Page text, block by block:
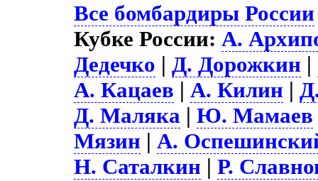
Все бомбардиры России
Кубке России:А.
Дедечко |Д. Дорожкин |
А. Кацаев |А. Килин |
Д. Маляка |Ю. Мамаев
Мязин |А.
Н. Саталкин |Р.